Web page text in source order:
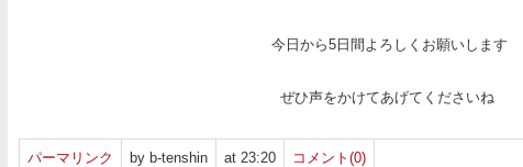
今日から5日間よろしくお願いします
ぜひ声をかけてあげてくださいね
パーマリンク by b-tenshin at 23:20 コメント(0)